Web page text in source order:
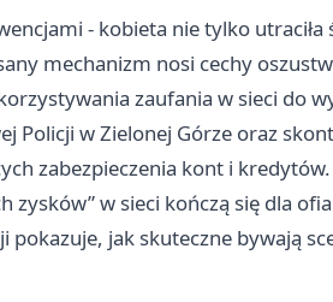
- kobieta nie tylko utraciła
mechanizm nosi cechy
zaufania w sieci do
Policji w Zielonej Górze oraz
zabezpieczenia kont i kredytów.
w sieci kończą się dla
pokazuje, jak skuteczne bywają